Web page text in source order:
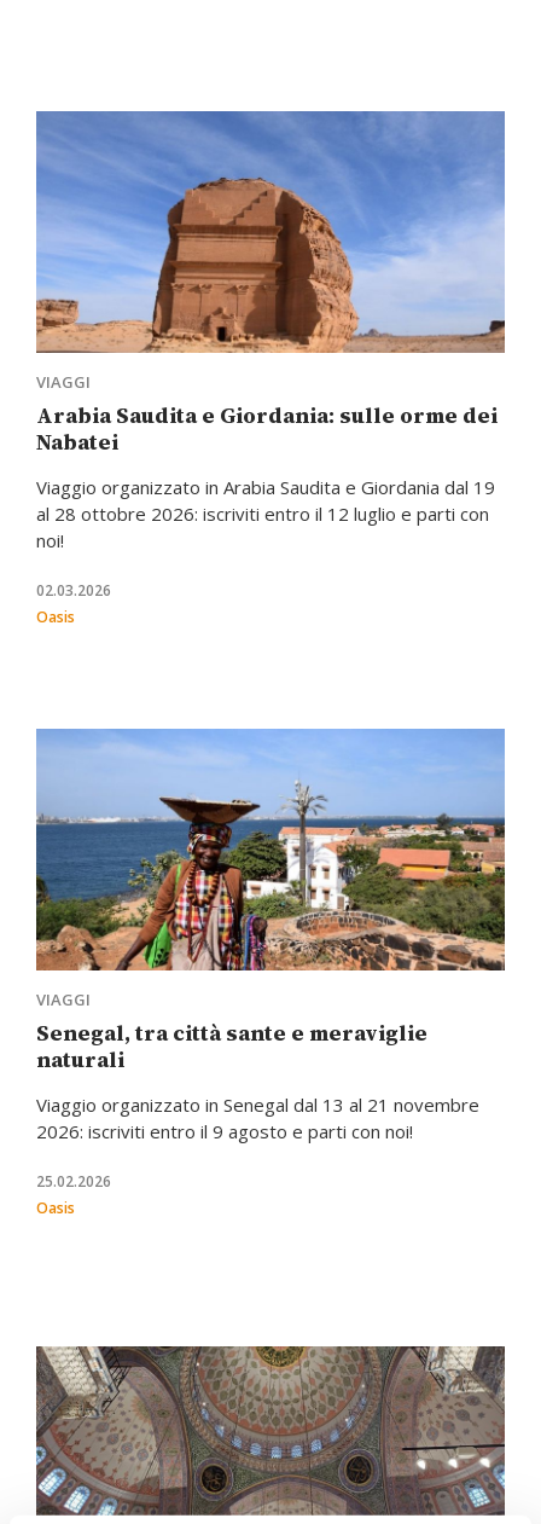
VIAGGI
Arabia Saudita e Giordania: sulle orme dei
Nabatei
Viaggio organizzato in Arabia Saudita e Giordania dal 19
al 28 ottobre 2026: iscriviti entro il 12 luglio e parti con
noi!
02.03.2026
Oasis
VIAGGI
Senegal, tra città sante e meraviglie
naturali
Viaggio organizzato in Senegal dal 13 al 21 novembre
2026: iscriviti entro il 9 agosto e parti con noi!
25.02.2026
Oasis